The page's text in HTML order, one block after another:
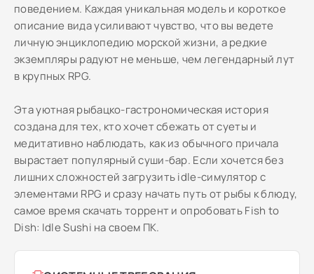
поведением. Каждая уникальная модель и короткое
описание вида усиливают чувство, что вы ведете
личную энциклопедию морской жизни, а редкие
экземпляры радуют не меньше, чем легендарный лут
в крупных RPG.
Эта уютная рыбацко-гастрономическая история
создана для тех, кто хочет сбежать от суеты и
медитативно наблюдать, как из обычного причала
вырастает популярный суши-бар. Если хочется без
лишних сложностей загрузить idle-симулятор с
элементами RPG и сразу начать путь от рыбы к блюду,
самое время скачать торрент и опробовать Fish to
Dish: Idle Sushi на своем ПК.